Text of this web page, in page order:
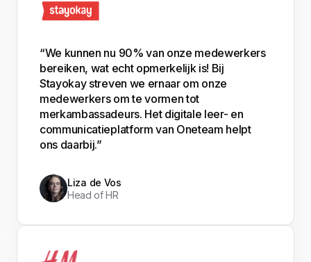
“We kunnen nu 90% van onze medewerkers
bereiken, wat echt opmerkelijk is! Bij
Stayokay streven we ernaar om onze
medewerkers om te vormen tot
merkambassadeurs. Het digitale leer- en
communicatieplatform van Oneteam helpt
ons daarbij.”
Liza de Vos
Head of HR